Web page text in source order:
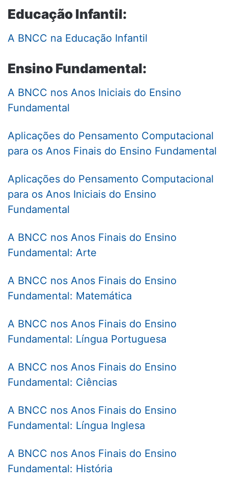
Educação Infantil:
A BNCC na Educação Infantil
Ensino Fundamental:
A BNCC nos Anos Iniciais do Ensino
Fundamental
Aplicações do Pensamento Computacional
para os Anos Finais do Ensino Fundamental
Aplicações do Pensamento Computacional
para os Anos Iniciais do Ensino
Fundamental
A BNCC nos Anos Finais do Ensino
Fundamental: Arte
A BNCC nos Anos Finais do Ensino
Fundamental: Matemática
A BNCC nos Anos Finais do Ensino
Fundamental: Língua Portuguesa
A BNCC nos Anos Finais do Ensino
Fundamental: Ciências
A BNCC nos Anos Finais do Ensino
Fundamental: Língua Inglesa
A BNCC nos Anos Finais do Ensino
Fundamental: História